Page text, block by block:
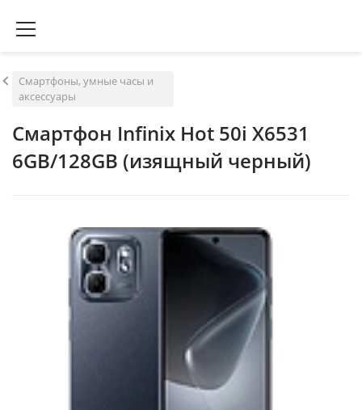
Смартфоны, умные часы и
аксессуары
Смартфон Infinix Hot 50i X6531
6GB/128GB (изящный черный)